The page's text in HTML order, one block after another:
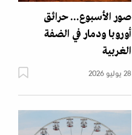
صور الأسبوع... حرائق
أوروبا ودمار في الضفة
الغربية
28 يوليو 2026